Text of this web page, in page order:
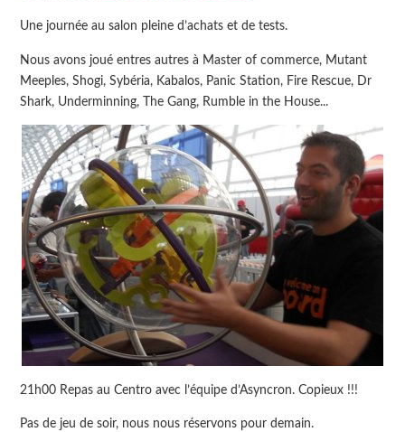
Une journée au salon pleine d’achats et de tests.
Nous avons joué entres autres à Master of commerce, Mutant
Meeples, Shogi, Sybéria, Kabalos, Panic Station, Fire Rescue, Dr
Shark, Underminning, The Gang, Rumble in the House...
21h00 Repas au Centro avec l’équipe d’Asyncron. Copieux !!!
Pas de jeu de soir, nous nous réservons pour demain.